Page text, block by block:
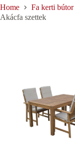
Home Fa kerti bútor
Akácfa szettek